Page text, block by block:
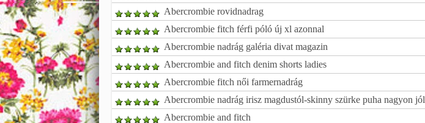
Abercrombie rovidnadrag
Abercrombie fitch férfi póló új xl azonnal
Abercrombie nadrág galéria divat magazin
Abercrombie and fitch denim shorts ladies
Abercrombie fitch női farmernadrág
Abercrombie nadrág irisz magdustól-skinny szürke puha nagyon jól
Abercrombie and fitch